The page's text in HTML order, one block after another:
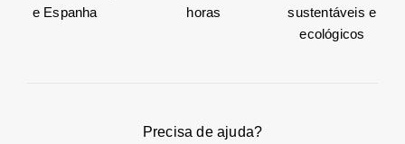
e Espanha
horas
sustentáveis e
ecológicos
Precisa de ajuda?